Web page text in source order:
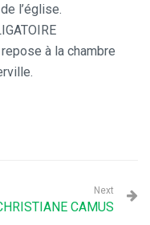
l’église.
à la chambre
Next
CAMUS